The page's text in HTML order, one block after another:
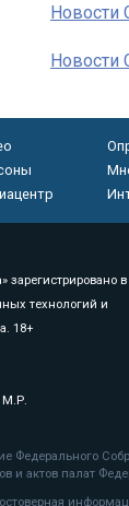
Новости
Новости
зарегистрировано в
технологий и
18+
М.Р.
Федерального
актов палат